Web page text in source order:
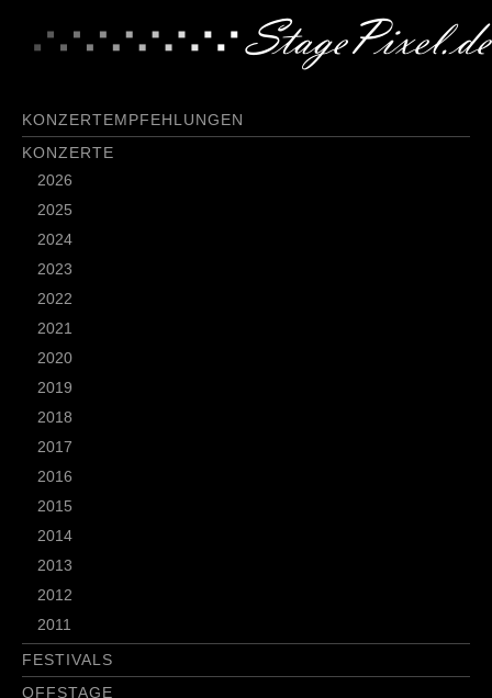
KONZERTEMPFEHLUNGEN
KONZERTE
2026
2025
2024
2023
2022
2021
2020
2019
2018
2017
2016
2015
2014
2013
2012
2011
FESTIVALS
OFFSTAGE